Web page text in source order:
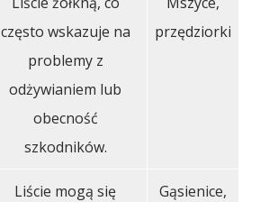
często wskazuje na
problemy z
odżywianiem lub
obecność
szkodników.
przędziorki
Liście mogą się
Gąsienice,